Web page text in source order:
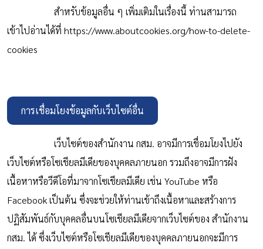
สำหรับข้อมูลอื่น ๆ เพิ่มเติมในเรื่องนี้ ท่านสามารถ
เข้าไปอ่านได้ที่ https://www.aboutcookies.org/how-to-delete-
cookies
การเชื่อมโยงข้อมูลกับเว็บไซต์อื่น
เว็บไซต์ของสำนักงาน กสม. อาจมีการเชื่อมโยงไปยัง
เว็บไซต์หรือโซเชียลมีเดียของบุคคลภายนอก รวมถึงอาจมีการฝัง
เนื้อหาหรือวีดีโอที่มาจากโซเชียลมีเดีย เช่น YouTube หรือ
Facebook เป็นต้น ซึ่งจะช่วยให้ท่านเข้าถึงเนื้อหาและสร้างการ
ปฏิสัมพันธ์กับบุคคลอื่นบนโซเชียลมีเดียจากเว็บไซต์ของ สำนักงาน
กสม. ได้ ซึ่งเว็บไซต์หรือโซเชียลมีเดียของบุคคลภายนอกจะมีการ